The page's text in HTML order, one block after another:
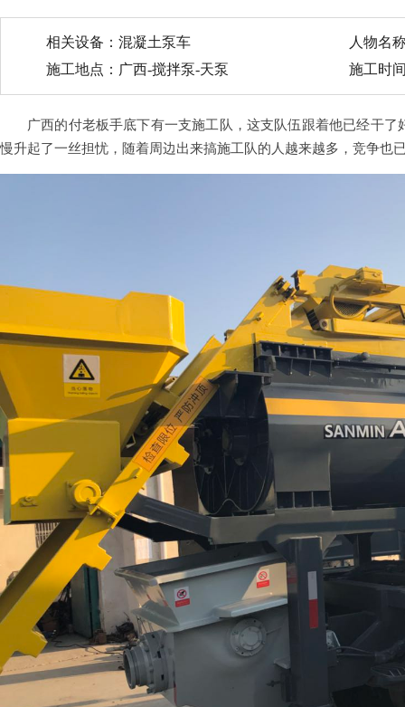
相关设备：混凝土泵车
人物名
施工地点：广西-搅拌泵-天泵
施工时
广西的付老板手底下有一支施工队，这支队伍跟着他已经干
慢升起了一丝担忧，随着周边出来搞施工队的人越来越多，竞争也